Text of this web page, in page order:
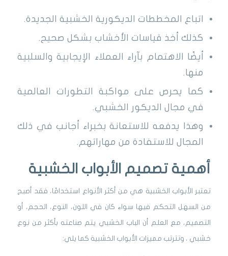
اتباع المخططات الديكورية الخشبية الجديدة.
كذلك أخذ قياسات الأخشاب بشكل صحيح.
أيضًا الاهتمام بآراء العملاء الإيجابية والسلبية
منها.
كما يحرص على مواكبة التطورات العالمية
في مجال الديكور الخشبي.
وهذا يدفعه للاستعانة بخبراء أجانب في ذلك
المجال للاستفادة من مهاراتهم.
أهمية تصميم الأبواب الخشبية
تعتبر الأبواب الخشبية هي من أكثر الأنواع استخدامًا، فقد أصبح
من السهل التحكم فيها سواء كان في اللون، النوع، الحجم، أو
التصميم، مع العلم أن الباب الخشبي يتم صناعته بأكثر من نوع
خشبي ، وتترتب مميزات الأبواب الخشبية كما يلي: